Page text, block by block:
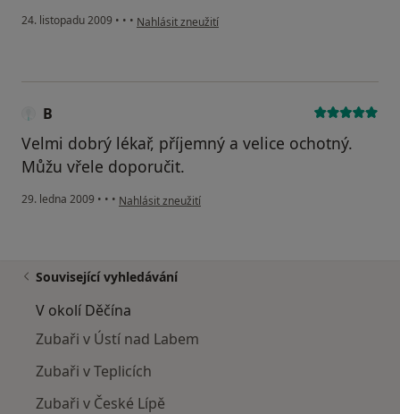
24. listopadu 2009 • • • podle názoru uživatele Pacient
Nahlásit zneužití
B
Velmi dobrý lékař, příjemný a velice ochotný.
Můžu vřele doporučit.
29. ledna 2009 • • • podle názoru uživatele B
Nahlásit zneužití
Související vyhledávání
V okolí Děčína
Zubaři v Ústí nad Labem
Zubaři v Teplicích
Zubaři v České Lípě